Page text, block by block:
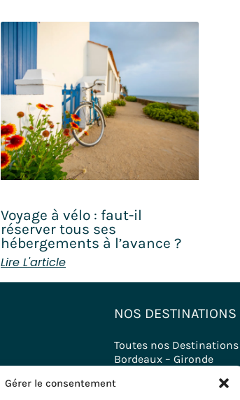
Gérer le consentement
Voyage à vélo : faut-il
réserver tous ses
hébergements à l’avance ?
Lire L'article
NOS DESTINATIONS
Toutes nos Destinations
Bordeaux – Gironde
Pays Basque